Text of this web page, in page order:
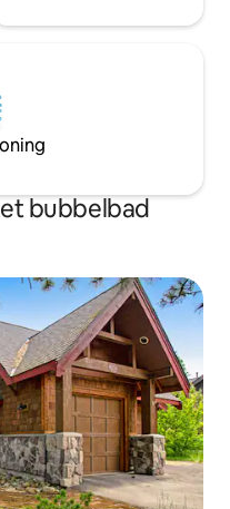
bubbelbad